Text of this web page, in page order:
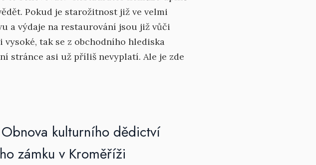
Pokud je starožitnost již ve velmi
a výdaje na restaurování jsou již vůči
vysoké, tak se z obchodního hlediska
stránce asi už příliš nevyplatí. Ale je zde
kulturního dědictví
zámku v Kroměříži